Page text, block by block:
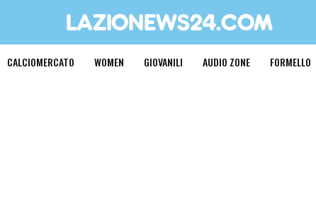
CALCIOMERCATO WOMEN GIOVANILI AUDIO ZONE FORMELLO